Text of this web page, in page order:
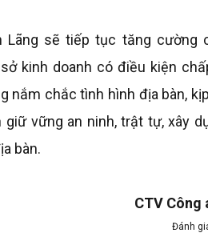
Lãng sẽ tiếp tục tăng cường
kinh doanh có điều kiện
nắm chắc tình hình địa bàn,
vững an ninh, trật tự, xây
bàn.
CTV Công
Đánh